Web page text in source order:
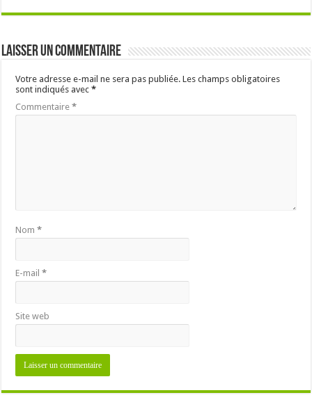
Laisser un commentaire
Votre adresse e-mail ne sera pas publiée. Les champs obligatoires
sont indiqués avec*
Commentaire*
Nom*
E-mail*
Site web